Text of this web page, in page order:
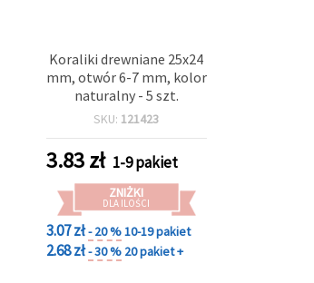
Koraliki drewniane 25x24
mm, otwór 6-7 mm, kolor
naturalny - 5 szt.
SKU: 121423
3.83zł 1-9 pakiet
ZNIŻKI
DLA ILOŚCI
3.07 zł- 20 %10-19 pakiet
2.68 zł- 30 % 20 pakiet +